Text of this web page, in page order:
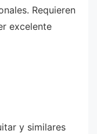
Requieren
excelente
y similares